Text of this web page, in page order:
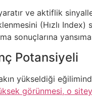
ve aktiflik
(Hızlı
sonuçlarına
Potansiyeli
yükseldiği
görünmesi, o